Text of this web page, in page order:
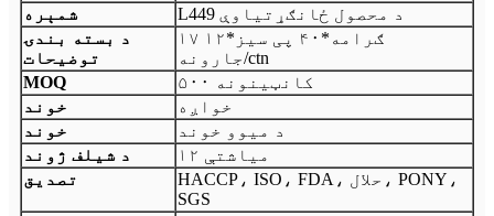
شمېره
L449 د محصول ځانګړتیاوې
د بسته بندۍ
توضیحات
۱۷ ګرامه*۴۰ پی سیز*۱۲
جارونه/ctn
MOQ
۵۰۰ کانټینونه
خوند
خواږه
خوند
د میوو خوند
د شیلف ژوند
۱۲ میاشتې
تصدیق
HACCP، ISO، FDA، حلال، PONY،
SGS